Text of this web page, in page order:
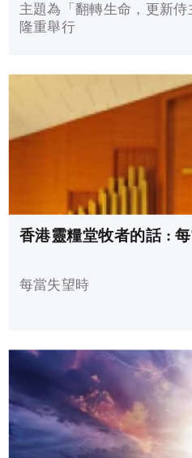
主題為「翻轉生命，更新侍
隆重舉行
香港靈糧堂牧者的話 :
每當失望時